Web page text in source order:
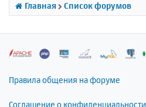
Главная Список форумов
Правила общения на форуме
Соглашение о конфиденциальности